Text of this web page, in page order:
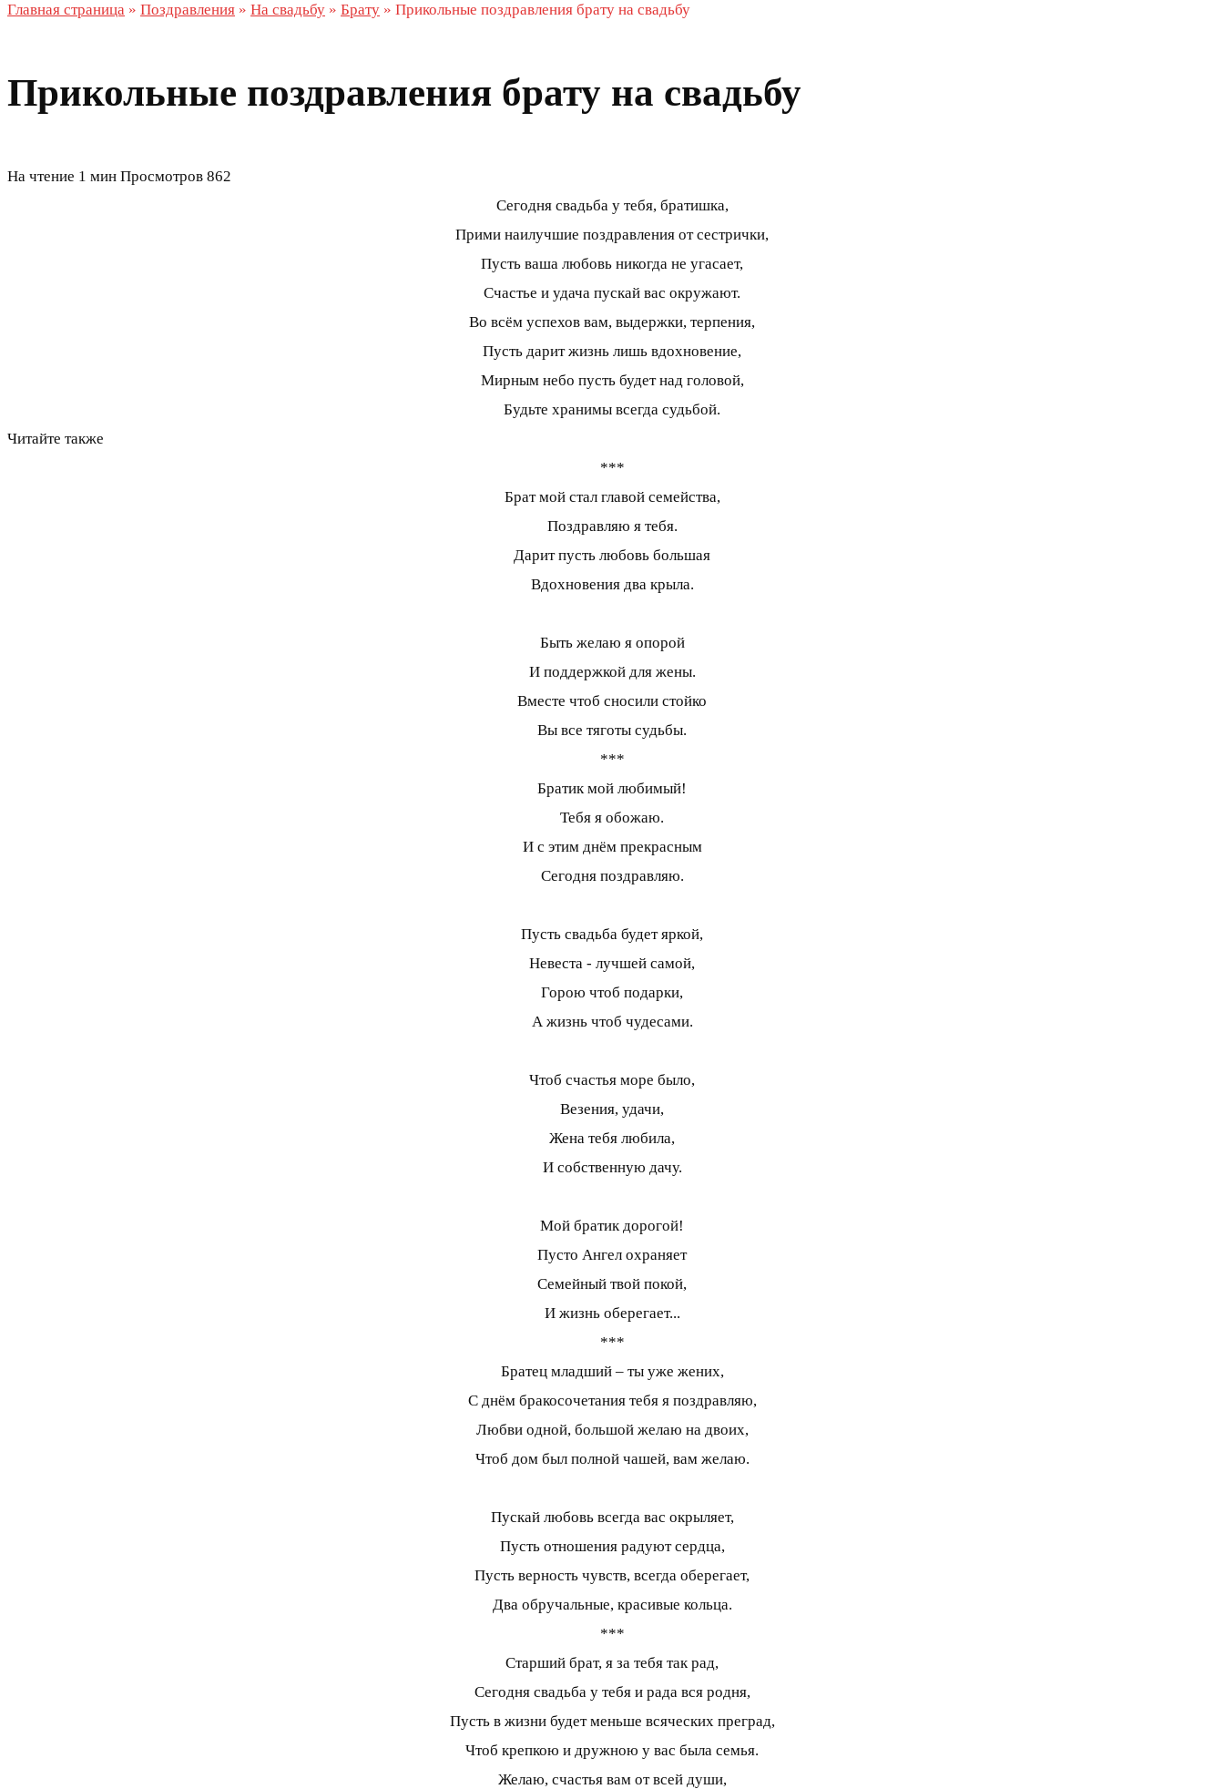
Главная страница » Поздравления » На свадьбу » Брату » Прикольные поздравления брату на свадьбу
Прикольные поздравления брату на свадьбу
На чтение 1 мин Просмотров 862
Сегодня свадьба у тебя, братишка,
Прими наилучшие поздравления от сестрички,
Пусть ваша любовь никогда не угасает,
Счастье и удача пускай вас окружают.
Во всём успехов вам, выдержки, терпения,
Пусть дарит жизнь лишь вдохновение,
Мирным небо пусть будет над головой,
Будьте хранимы всегда судьбой.
Читайте также
***
Брат мой стал главой семейства,
Поздравляю я тебя.
Дарит пусть любовь большая
Вдохновения два крыла.
Быть желаю я опорой
И поддержкой для жены.
Вместе чтоб сносили стойко
Вы все тяготы судьбы.
***
Братик мой любимый!
Тебя я обожаю.
И с этим днём прекрасным
Сегодня поздравляю.
Пусть свадьба будет яркой,
Невеста - лучшей самой,
Горою чтоб подарки,
А жизнь чтоб чудесами.
Чтоб счастья море было,
Везения, удачи,
Жена тебя любила,
И собственную дачу.
Мой братик дорогой!
Пусто Ангел охраняет
Семейный твой покой,
И жизнь оберегает...
***
Братец младший – ты уже жених,
С днём бракосочетания тебя я поздравляю,
Любви одной, большой желаю на двоих,
Чтоб дом был полной чашей, вам желаю.
Пускай любовь всегда вас окрыляет,
Пусть отношения радуют сердца,
Пусть верность чувств, всегда оберегает,
Два обручальные, красивые кольца.
***
Старший брат, я за тебя так рад,
Сегодня свадьба у тебя и рада вся родня,
Пусть в жизни будет меньше всяческих преград,
Чтоб крепкою и дружною у вас была семья.
Желаю, счастья вам от всей души,